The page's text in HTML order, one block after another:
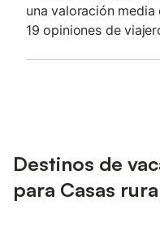
una valoración
19 opiniones de
Destinos de
para Casas